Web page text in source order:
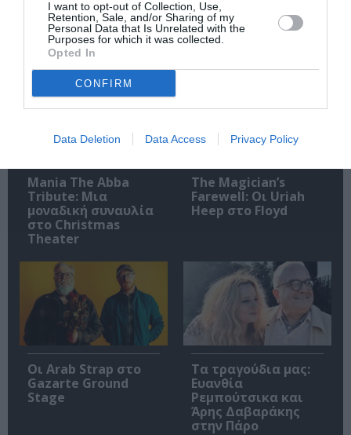
I want to opt-out of Collection, Use,
Retention, Sale, and/or Sharing of my
Personal Data that Is Unrelated with the
Purposes for which it was collected.
Opted In
CONFIRM
Data Deletion Data Access Privacy Policy
Σχετικά Άρθρα
Mania The Abba
Tribute: Μια
μοναδική συναυλία
στο Christmas
Theater
The Magician’s
Farewell: Οι Uriah
Heep στο Floyd
Οι Arab Strap στο
Gazarte Ground
Stage
Τα τραγούδια μας:
Ευανθία
Ρεμπούτσικα και
Άρης Δαβαράκης
στην Πάρο